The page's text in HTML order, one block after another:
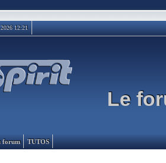
12:21
Le
forum TUTOS